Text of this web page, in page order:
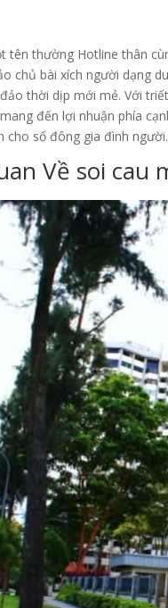
tên thường Hotline thân
chủ bài xích người dạng
thời dịp mới mẻ. Với
đến lợi nhuận phía
cho số đông gia đình người.
Về soi cau